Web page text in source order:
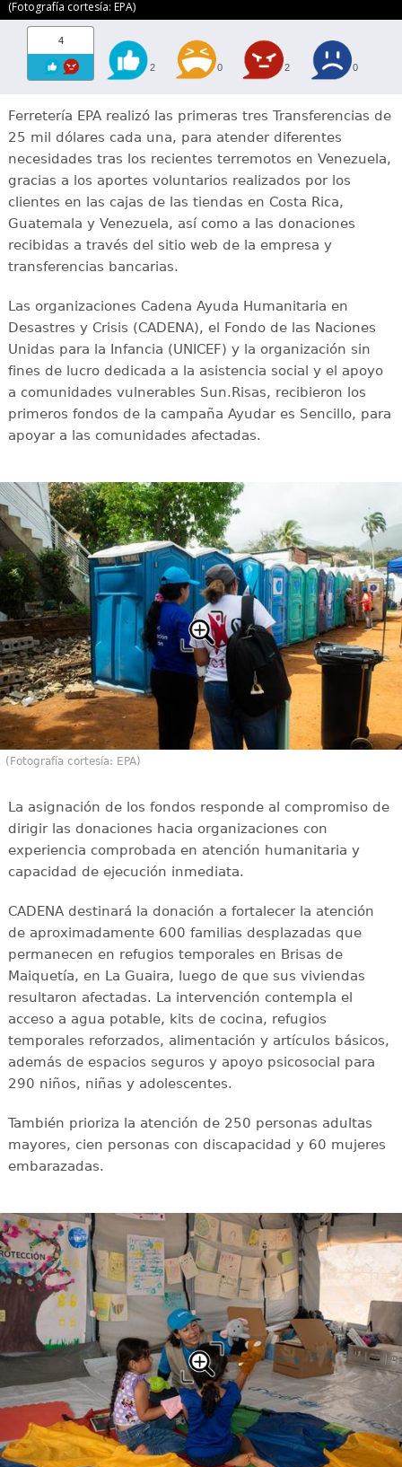
(Fotografía cortesía: EPA)
4
2 0 2 0
Ferretería EPA realizó las primeras tres Transferencias de
25 mil dólares cada una, para atender diferentes
necesidades tras los recientes terremotos en Venezuela,
gracias a los aportes voluntarios realizados por los
clientes en las cajas de las tiendas en Costa Rica,
Guatemala y Venezuela, así como a las donaciones
recibidas a través del sitio web de la empresa y
transferencias bancarias.
Las organizaciones Cadena Ayuda Humanitaria en
Desastres y Crisis (CADENA), el Fondo de las Naciones
Unidas para la Infancia (UNICEF) y la organización sin
fines de lucro dedicada a la asistencia social y el apoyo
a comunidades vulnerables Sun.Risas, recibieron los
primeros fondos de la campaña Ayudar es Sencillo, para
apoyar a las comunidades afectadas.
(Fotografía cortesía: EPA)
La asignación de los fondos responde al compromiso de
dirigir las donaciones hacia organizaciones con
experiencia comprobada en atención humanitaria y
capacidad de ejecución inmediata.
CADENA destinará la donación a fortalecer la atención
de aproximadamente 600 familias desplazadas que
permanecen en refugios temporales en Brisas de
Maiquetía, en La Guaira, luego de que sus viviendas
resultaron afectadas. La intervención contempla el
acceso a agua potable, kits de cocina, refugios
temporales reforzados, alimentación y artículos básicos,
además de espacios seguros y apoyo psicosocial para
290 niños, niñas y adolescentes.
También prioriza la atención de 250 personas adultas
mayores, cien personas con discapacidad y 60 mujeres
embarazadas.